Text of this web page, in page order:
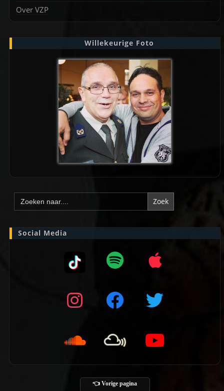
Over VZP
Willekeurige Foto
Zoek
naar:
Social Media
👈 Vorige pagina